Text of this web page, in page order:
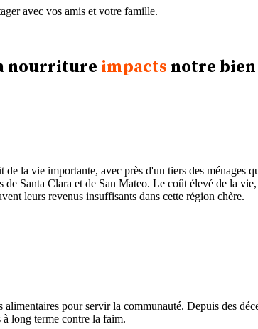
avec vos amis et votre famille.
nourriture impacts notre
la vie importante, avec près d'un tiers des ménages
Santa Clara et de San Mateo. Le coût élevé de la
leurs revenus insuffisants dans cette région chère.
pour servir la communauté. Depuis des
à long terme contre la faim.